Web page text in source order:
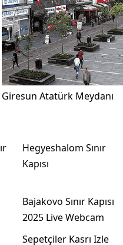
Giresun Atatürk Meydanı
Hegyeshalom Sınır
Kapısı
Bajakovo Sınır Kapısı
2025 Live Webcam
Sepetçiler Kasrı Izle